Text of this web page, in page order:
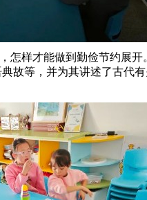
怎样才能做到勤俭节约展开
故等，并为其讲述了古代